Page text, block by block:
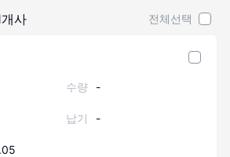
개사 전체선택
수량 -
납기 -